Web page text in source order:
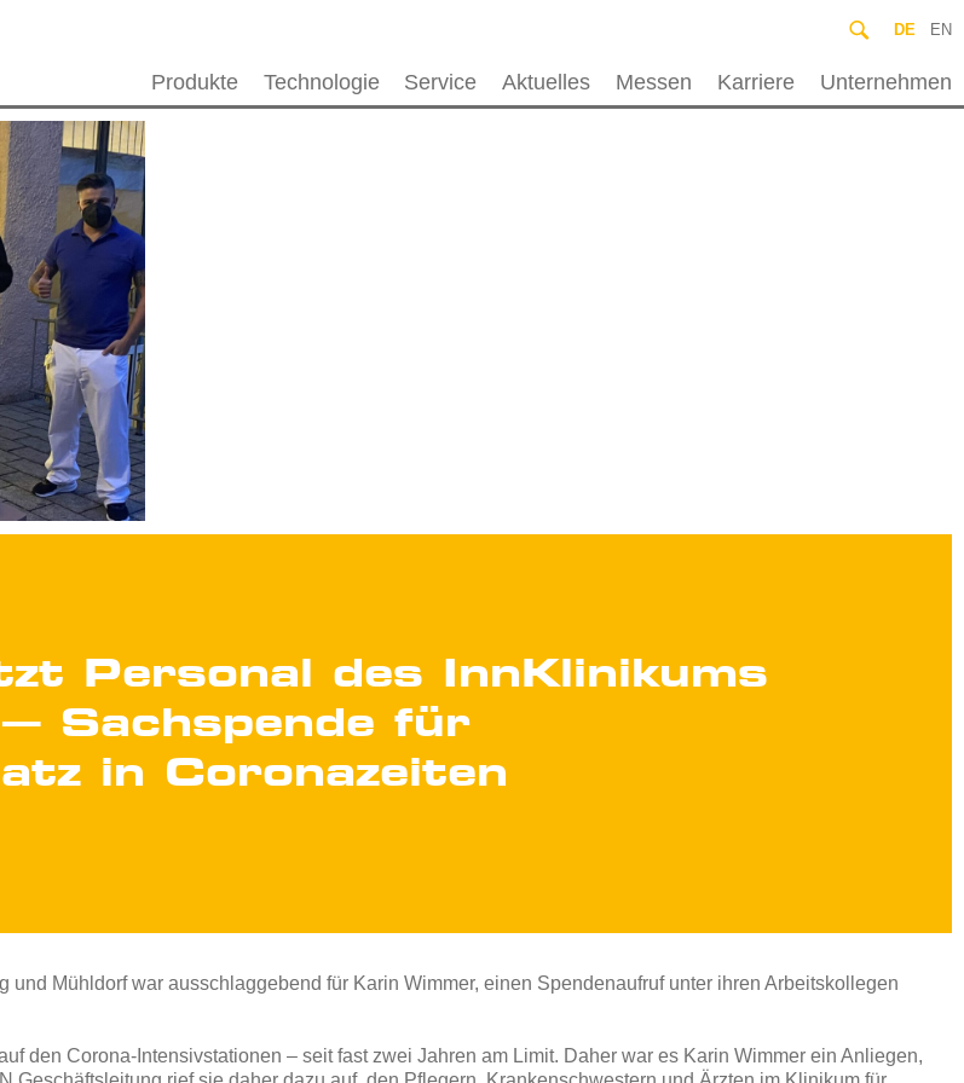
Produkte Technologie Service Aktuelles Messen Karriere Unternehmen
DE EN
Personal des InnKlinikums
Sachspende für
in Coronazeiten
Mühldorf war ausschlaggebend für Karin Wimmer, einen Spendenaufruf unter ihren Arbeitskollegen
den Corona-Intensivstationen – seit fast zwei Jahren am Limit. Daher war es Karin Wimmer ein Anliegen,